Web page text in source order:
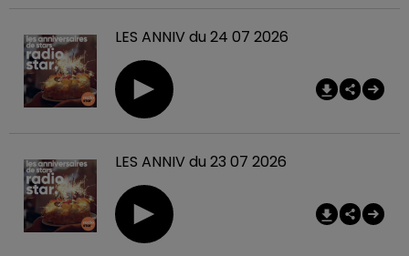
LES ANNIV du 24 07 2026
LES ANNIV du 23 07 2026